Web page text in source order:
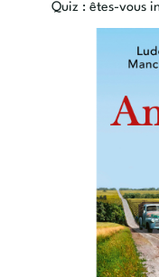
Quiz : êtes-vous